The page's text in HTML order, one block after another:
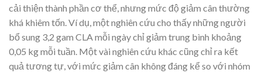
cải thiện thành phần cơ thể, nhưng mức độ giảm cân thường
khá khiêm tốn. Ví dụ, một nghiên cứu cho thấy những người
bổ sung 3,2 gam CLA mỗi ngày chỉ giảm trung bình khoảng
0,05 kg mỗi tuần. Một vài nghiên cứu khác cũng chỉ ra kết
quả tương tự, với mức giảm cân không đáng kể so với nhóm